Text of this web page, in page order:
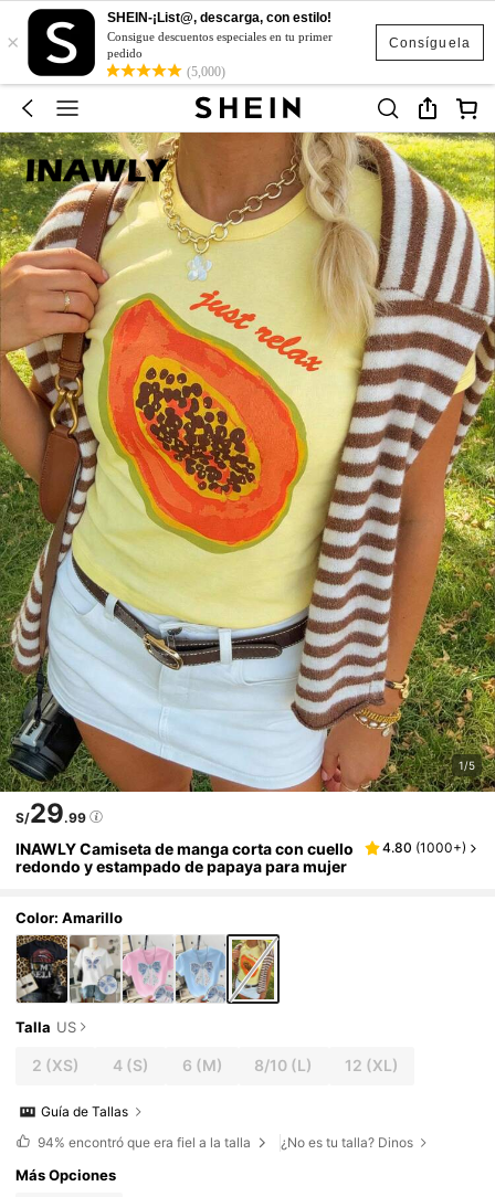
Consíguela
×
SHEIN-¡List@, descarga, con estilo!
Consigue descuentos especiales en tu primer
pedido
(5,000)
1/5
S/29.99
INAWLY Camiseta de manga corta con cuello
redondo y estampado de papaya para mujer
4.80 (1000+)
Color: Amarillo
Talla US
2 (XS) 4(S) 6 (M) 8/10 (L) 12 (XL)
Guía de Tallas
94% encontró que era fiel a la talla ¿No es tu talla? Dinos
Más Opciones